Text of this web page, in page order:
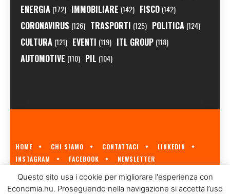
ENERGIA (172) IMMOBILIARE (142) FISCO (142)
CORONAVIRUS (126) TRASPORTI (125) POLITICA (124)
CULTURA (121) EVENTI (119) ITL GROUP (118)
AUTOMOTIVE (110) PIL (104)
HOME CHI SIAMO CONTATTACI
LINKEDIN
INSTAGRAM
FACEBOOK NEWSLETTER
ECONOMIA.HU È IL PRIMO GIORNALE ITALIANO SULL'ECONOMIA UNGHERESE
A CURA DIITL GROUP© 2023
Questo sito usa i cookie per migliorare l'esperienza con
Economia.hu. Proseguendo nella navigazione si accetta l’uso